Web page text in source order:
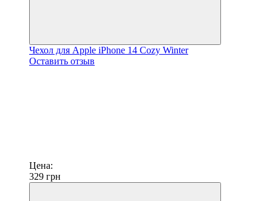
Чехол для Apple iPhone 14 Cozy Winter
Оставить отзыв
Цена:
329 грн